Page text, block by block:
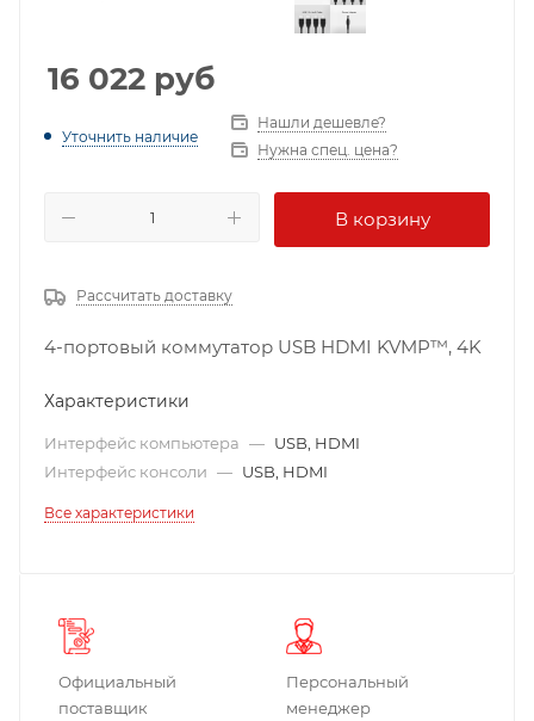
16 022 руб
Уточнить наличие
Нашли дешевле?
Нужна спец. цена?
В корзину
Рассчитать доставку
4-портовый коммутатор USB HDMI KVMP™, 4K
Характеристики
Интерфейс компьютера — USB, HDMI
Интерфейс консоли — USB, HDMI
Все характеристики
Официальный
поставщик
Персональный
менеджер